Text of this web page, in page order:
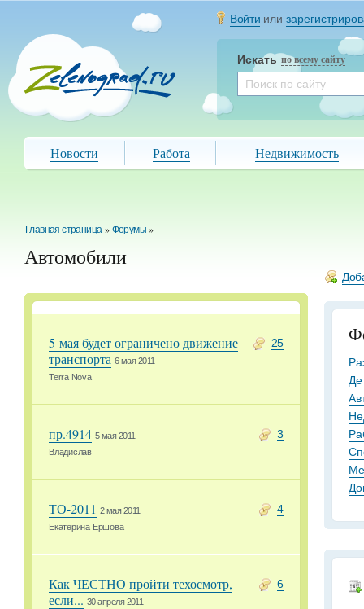
Войти или
Искать по всему сайту
Новости Работа Недвижимость
Главная страница »Форумы»
Автомобили
25
5 мая будет ограничено движение
транспорта 6 мая 2011
Terra Nova
3
пр.4914 5 мая 2011
Владислав
4
ТО-2011 2 мая 2011
Екатерина Ершова
6
Как ЧЕСТНО пройти техосмотр,
если... 30 апреля 2011